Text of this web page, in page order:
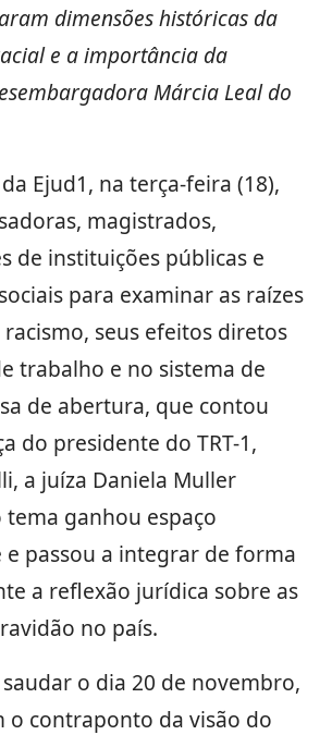
dimensões históricas da
e a importância da
Márcia Leal do
Ejud1, na terça-feira (18),
magistrados,
de instituições públicas e
para examinar as raízes
seus efeitos diretos
trabalho e no sistema de
de abertura, que contou
do presidente do TRT-1,
a juíza Daniela Muller
ganhou espaço
passou a integrar de forma
a reflexão jurídica sobre as
no país.
o dia 20 de novembro,
o contraponto da visão do